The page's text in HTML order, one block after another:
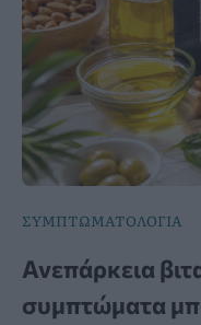
ΣΥΜΠΤΩΜΑΤΟΛΟΓΙΑ
Ανεπάρκεια
συμπτώματα